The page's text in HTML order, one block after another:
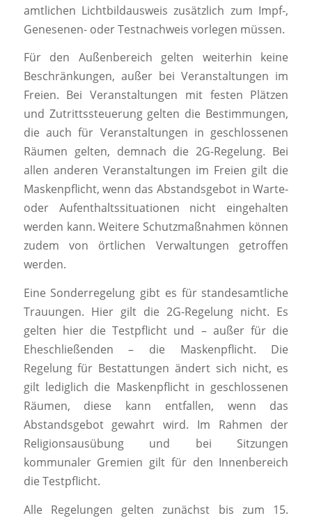
amtlichen Lichtbildausweis zusätzlich zum Impf-,
Genesenen- oder Testnachweis vorlegen müssen.
Für den Außenbereich gelten weiterhin keine
Beschränkungen, außer bei Veranstaltungen im
Freien. Bei Veranstaltungen mit festen Plätzen
und Zutrittssteuerung gelten die Bestimmungen,
die auch für Veranstaltungen in geschlossenen
Räumen gelten, demnach die 2G-Regelung. Bei
allen anderen Veranstaltungen im Freien gilt die
Maskenpflicht, wenn das Abstandsgebot in Warte-
oder Aufenthaltssituationen nicht eingehalten
werden kann. Weitere Schutzmaßnahmen können
zudem von örtlichen Verwaltungen getroffen
werden.
Eine Sonderregelung gibt es für standesamtliche
Trauungen. Hier gilt die 2G-Regelung nicht. Es
gelten hier die Testpflicht und – außer für die
Eheschließenden – die Maskenpflicht. Die
Regelung für Bestattungen ändert sich nicht, es
gilt lediglich die Maskenpflicht in geschlossenen
Räumen, diese kann entfallen, wenn das
Abstandsgebot gewahrt wird. Im Rahmen der
Religionsausübung und bei Sitzungen
kommunaler Gremien gilt für den Innenbereich
die Testpflicht.
Alle Regelungen gelten zunächst bis zum 15.